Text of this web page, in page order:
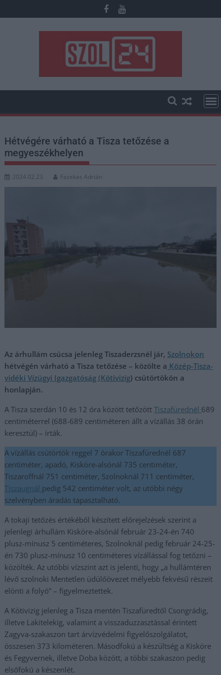
to
Hétvégére várható a Tisza tetőzése a
megyeszékhelyen
2024.02.23. Fazekas Adrián
Az árhullám csúcsa jelenleg Tiszaderzsnél jár, Szolnokon
hétvégén várható a Tisza tetőzése – közölte a Közép-Tisza-
vidéki Vízügyi Igazgatóság (Kötivizig) csütörtökön a
honlapján.
A Tisza szerdán 10 és 12 óra között tetőzöttTiszafürednél 689
centiméterrel (688-689 centiméteren állt a vízállás 38 órán
keresztül) – írták.
A vízállás csütörtök reggel 7 órakor Tiszafürednél 687
centiméter, apadó, Kisköre-alsónál 735 centiméter,
Tiszaroffnál 751 centiméter, Szolnoknál 711 centiméter,
Tiszaugnál pedig 542 centiméter volt, az utóbbi négy
szelvényben áradás tapasztalható.
A tokaji tetőzés értékéből készített előrejelzések szerint a
jelenlegi árhullám Kisköre-alsónál február 23-24-én 740
plusz-mínusz 5 centiméteres, Szolnoknál pedig február 24-25-
én 730 plusz-mínusz 10 centiméteres vízállással fog tetőzni –
közölték. Az utóbbi vízszint azt is jelenti, hogy „a hullámtéren
lévő szolnoki Mentetlen üdülőövezet mélyebb fekvésű részeit
elönti a folyó” – figyelmeztettek.
A Kötivizig jelenleg a Tisza mentén Tiszafüredtől Csongrádig,
illetve Lakitelekig, valamint a visszaduzzasztással érintett
Zagyva-szakaszon tart árvízvédelmi figyelőszolgálatot,
összesen 373 kilométeren. Másodfokú a készültség a Kisköre
és Fegyvernek, illetve Doba között, a többi szakaszon pedig
elsőfokú a készenlét.